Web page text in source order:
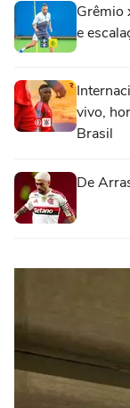
Grêmio
e
vivo,
Brasil
De